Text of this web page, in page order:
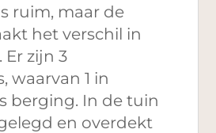
ruim, maar de
het verschil in
zijn 3
waarvan 1 in
berging. In de tuin
en overdekt